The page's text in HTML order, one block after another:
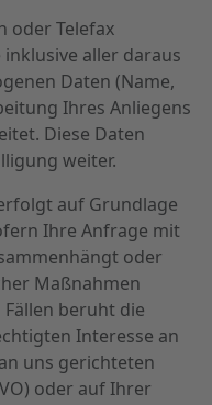
oder Telefax
aller daraus
Daten (Name,
Ihres Anliegens
Diese Daten
weiter.
auf Grundlage
Ihre Anfrage mit
oder
Maßnahmen
beruht die
Interesse an
uns gerichteten
oder auf Ihrer